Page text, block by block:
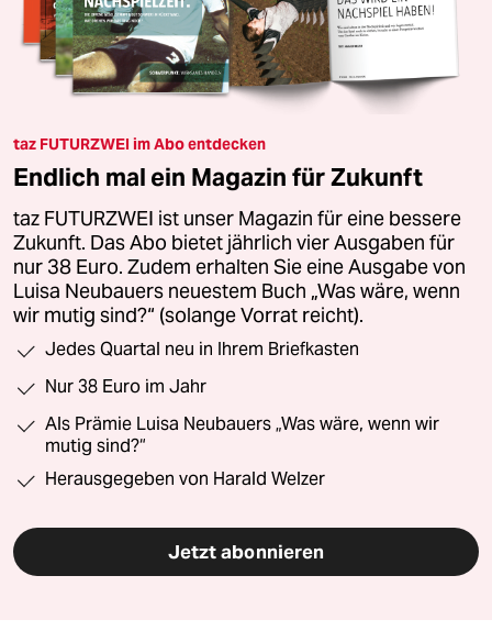
taz FUTURZWEI im Abo entdecken
Endlich mal ein Magazin für Zukunft
taz FUTURZWEI ist unser Magazin für eine bessere
Zukunft. Das Abo bietet jährlich vier Ausgaben für
nur 38 Euro. Zudem erhalten Sie eine Ausgabe von
Luisa Neubauers neuestem Buch „Was wäre, wenn
wir mutig sind?“ (solange Vorrat reicht).
Jedes Quartal neu in Ihrem Briefkasten
Nur 38 Euro im Jahr
Als Prämie Luisa Neubauers „Was wäre, wenn wir
mutig sind?“
Herausgegeben von Harald Welzer
Jetzt abonnieren